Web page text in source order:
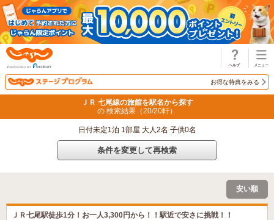
お得な特典をみる
ＪＲ 七尾線の旅館を駅名から探す
の 検索結果（20/20軒）
日付未定1泊 1部屋 大人2名 子供0名
条件を変更して再検索
安い順
ＪＲ七尾駅徒歩1分！お一人3,300円から！！駅近で安さに挑戦！！